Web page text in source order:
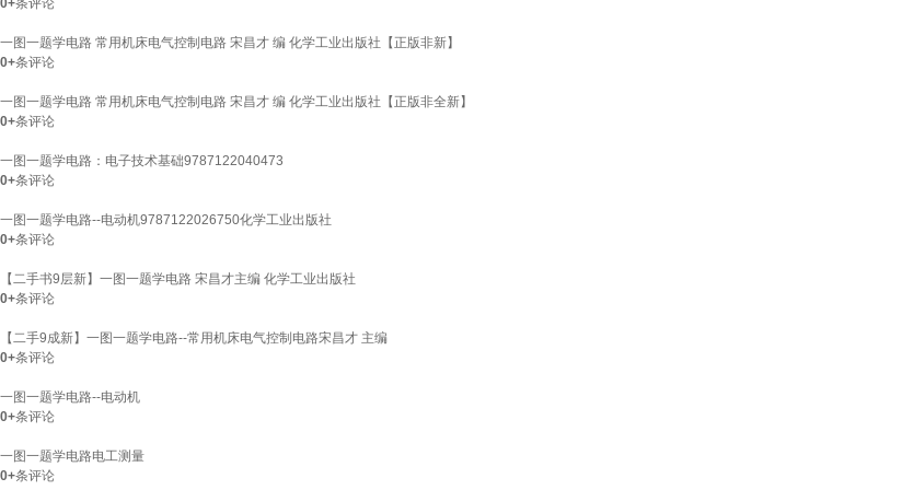
0+条评论
一图一题学电路 常用机床电气控制电路 宋昌才 编 化学工业出版社【正版非新】
0+条评论
一图一题学电路 常用机床电气控制电路 宋昌才 编 化学工业出版社【正版非全新】
0+条评论
一图一题学电路：电子技术基础9787122040473
0+条评论
一图一题学电路--电动机9787122026750化学工业出版社
0+条评论
【二手书9层新】一图一题学电路 宋昌才主编 化学工业出版社
0+条评论
【二手9成新】一图一题学电路--常用机床电气控制电路宋昌才 主编
0+条评论
一图一题学电路--电动机
0+条评论
一图一题学电路电工测量
0+条评论